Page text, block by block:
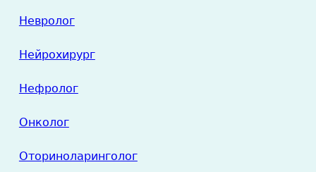
Невролог
Нейрохирург
Нефролог
Онколог
Оториноларинголог